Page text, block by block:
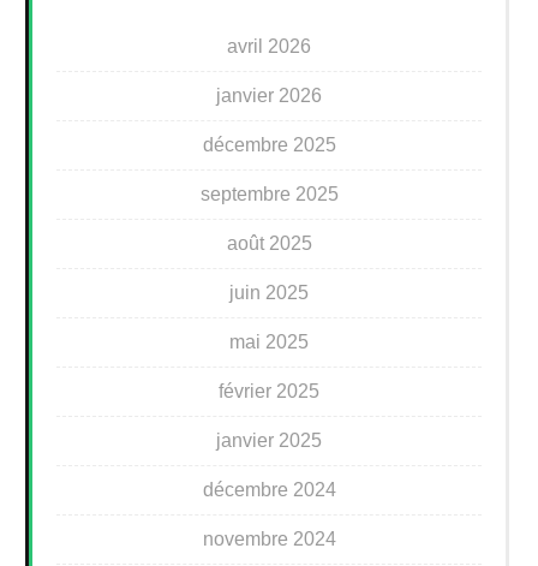
avril 2026
janvier 2026
décembre 2025
septembre 2025
août 2025
juin 2025
mai 2025
février 2025
janvier 2025
décembre 2024
novembre 2024